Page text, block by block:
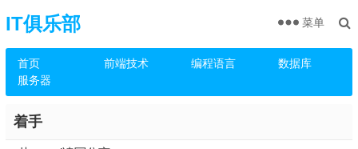
IT俱乐部
首页 前端技术 编程语言
数据库
服务器
菜单
着手